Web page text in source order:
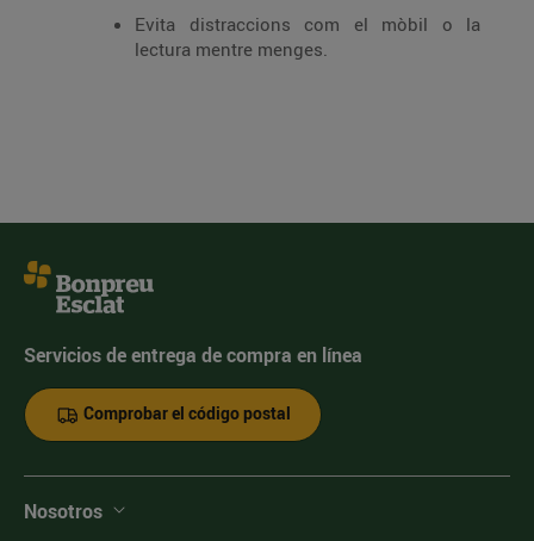
Evita distraccions com el mòbil o la
lectura mentre menges.
Servicios de entrega de compra en línea
Comprobar el código postal
Nosotros